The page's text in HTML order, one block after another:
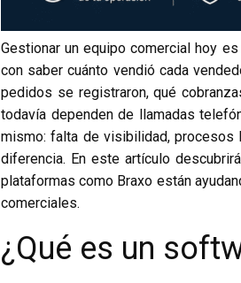
Gestionar un equipo comercial hoy
con saber cuánto vendió cada
pedidos se registraron, qué
todavía dependen de llamadas
mismo: falta de visibilidad, procesos
diferencia. En este artículo
plataformas como Braxo están
comerciales.
¿Qué es un